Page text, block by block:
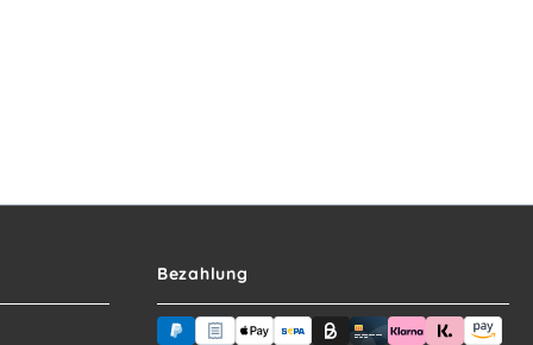
Bezahlung
PayPalRechnungskauf (für Behörden)
Apple PayBanküberweisung (vorab)
Rechnungskauf (Billie)
Kreditkarte
Rechnung